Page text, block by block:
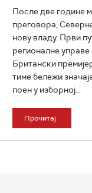
После две године
преговора,
нову владу. Први
регионалне
Британски
тиме бележи
поен у изборној...
Прочитај